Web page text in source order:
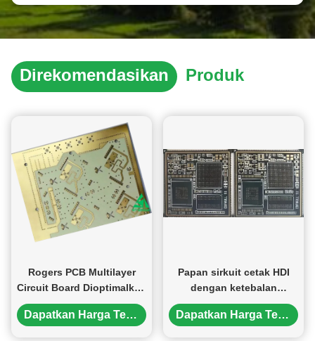
Direkomendasikan Produk
Rogers PCB Multilayer
Circuit Board Dioptimalkan
untuk Kinerja Listrik yang
Lebih Tinggi
Dapatkan Harga Terbaik
Papan sirkuit cetak HDI
dengan ketebalan
tembaga 1OZ yang
memastikan konduktivitas
Dapatkan Harga Terbaik